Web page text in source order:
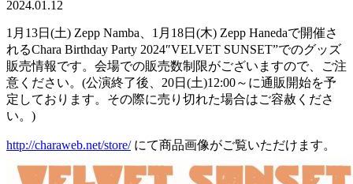
2024.01.12
1月13日(土) Zepp Namba、1月18日(木) Zepp Hanedaで開催さ
れるChara Birthday Party 2024″VELVET SUNSET”でのグッズ
販売情報です。会場での販売数制限がございますので、ご注
意ください。(公演終了後、20日(土)12:00～に通販開始を予
定しております。その際に売り切れた場合はご容赦くださ
い。)
http://charaweb.net/store/にて商品画像がご覧いただけます。